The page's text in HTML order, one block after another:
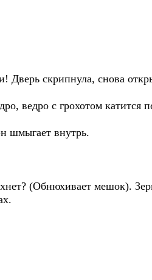
Дверь скрипнула, снова
ведро с грохотом катится
шмыгает внутрь.
(Обнюхивает мешок).